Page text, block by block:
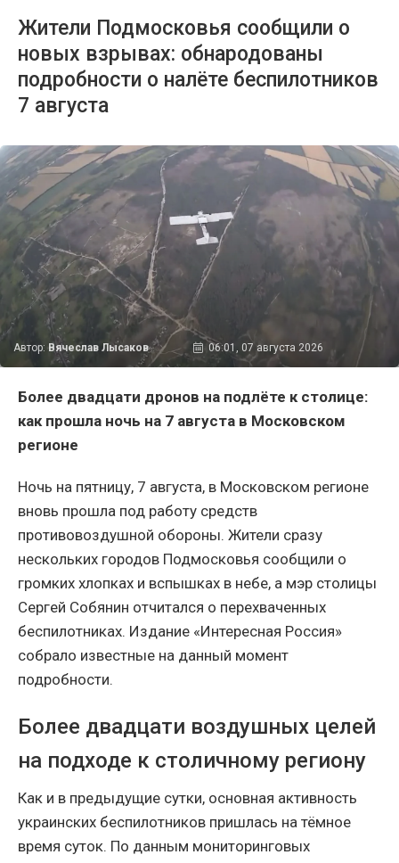
Жители Подмосковья сообщили о
новых взрывах: обнародованы
подробности о налёте беспилотников
7 августа
Автор:Вячеслав Лысаков 06:01, 07 августа 2026
Более двадцати дронов на подлёте к столице:
как прошла ночь на 7 августа в Московском
регионе
Ночь на пятницу, 7 августа, в Московском регионе
вновь прошла под работу средств
противовоздушной обороны. Жители сразу
нескольких городов Подмосковья сообщили о
громких хлопках и вспышках в небе, а мэр столицы
Сергей Собянин отчитался о перехваченных
беспилотниках. Издание «Интересная Россия»
собрало известные на данный момент
подробности.
Более двадцати воздушных целей
на подходе к столичному региону
Как и в предыдущие сутки, основная активность
украинских беспилотников пришлась на тёмное
время суток. По данным мониторинговых